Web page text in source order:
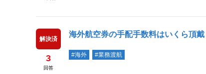
解決済
3
回答
海外航空券の手配手数料はいくら頂
#海外
#業務渡航